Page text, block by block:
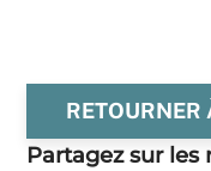
Partagez sur les